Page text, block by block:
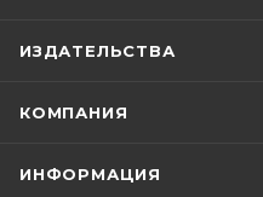
ИЗДАТЕЛЬСТВА
КОМПАНИЯ
ИНФОРМАЦИЯ